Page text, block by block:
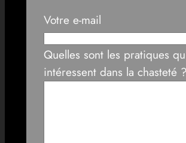
Votre e-mail
Quelles sont les pratiques
intéressent dans la chasteté ?